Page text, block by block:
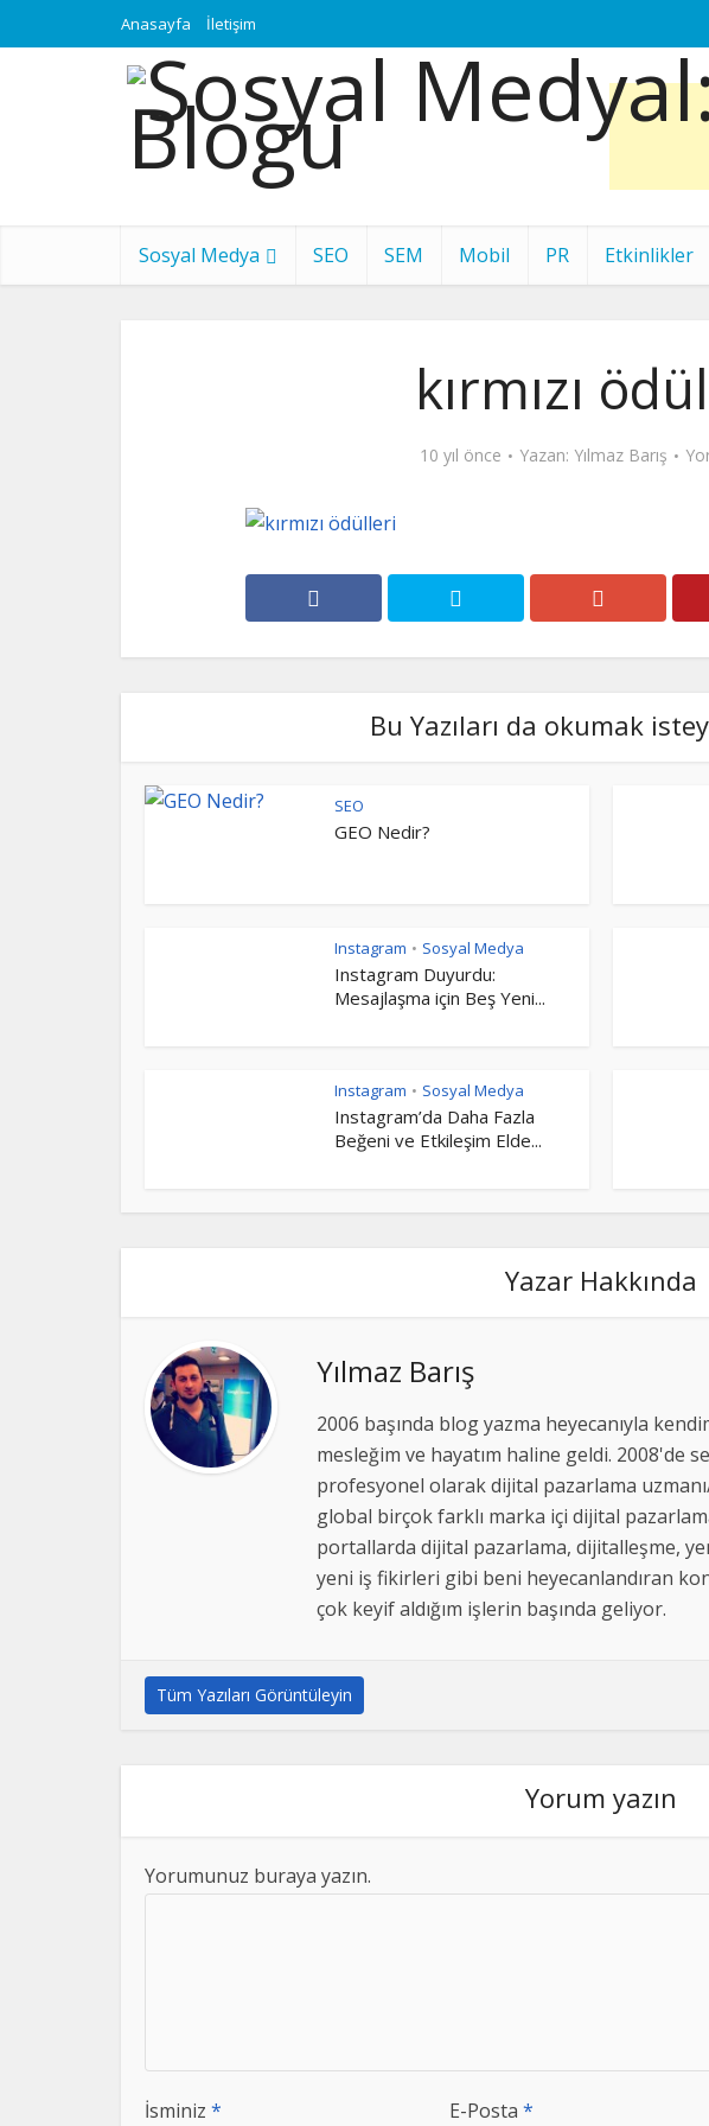
Anasayfa İletişim
Sosyal Medya SEO SEM Mobil PR Etkinlikler
kırmızı
10 yıl önce Yazan: Yılmaz Barış
Bu Yazıları da okumak
SEO
GEO Nedir?
Instagram • Sosyal Medya
Instagram Duyurdu:
Mesajlaşma için Beş Yeni...
Instagram • Sosyal Medya
Instagram’da Daha Fazla
Beğeni ve Etkileşim Elde...
Yazar Hakkında
Yılmaz Barış
2006 başında blog yazma heyecanıyla
mesleğim ve hayatım haline geldi. 2008'de
profesyonel olarak dijital pazarlama uzmanı/
global birçok farklı marka içi dijital
portallarda dijital pazarlama, dijitalleşme,
yeni iş fikirleri gibi beni heyecanlandıran
çok keyif aldığım işlerin başında geliyor.
Tüm Yazıları Görüntüleyin
Yorum yazın
Yorumunuz buraya yazın.
İsminiz * E-Posta *